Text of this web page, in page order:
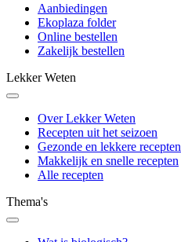
Aanbiedingen
Ekoplaza folder
Online bestellen
Zakelijk bestellen
Lekker Weten
Over Lekker Weten
Recepten uit het seizoen
Gezonde en lekkere recepten
Makkelijk en snelle recepten
Alle recepten
Thema's